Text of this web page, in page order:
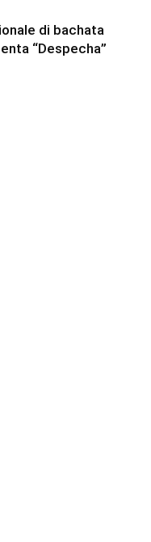
di bachata
“Despecha”